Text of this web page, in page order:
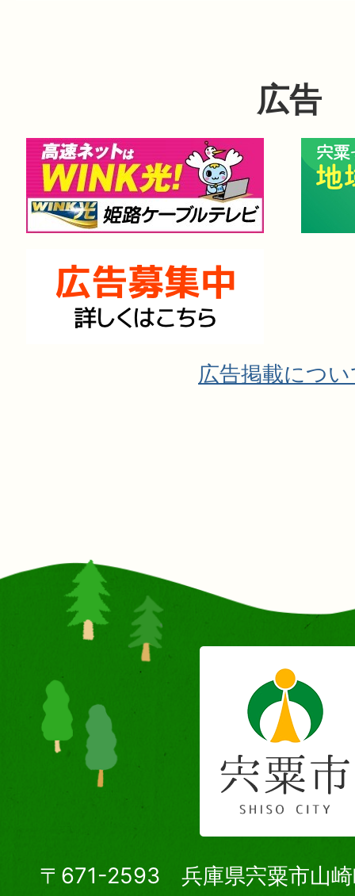
広告
広告掲載につ
〒671-2593 兵庫県宍粟市山崎